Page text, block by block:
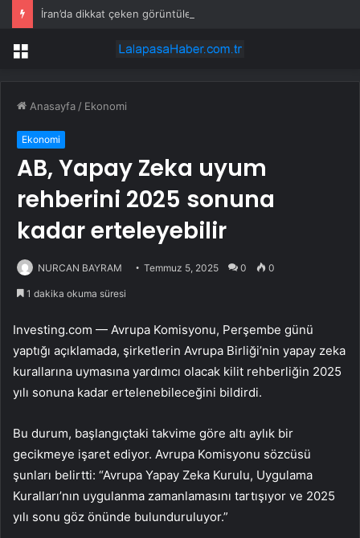
Menü
Anasayfa / Ekonomi
Ekonomi
AB, Yapay Zeka uyum
rehberini 2025 sonuna
kadar erteleyebilir
NURCAN BAYRAM Temmuz 5, 2025 0 0
1 dakika okuma süresi
Investing.com — Avrupa Komisyonu, Perşembe günü
yaptığı açıklamada, şirketlerin Avrupa Birliği’nin yapay zeka
kurallarına uymasına yardımcı olacak kilit rehberliğin 2025
yılı sonuna kadar ertelenebileceğini bildirdi.
Bu durum, başlangıçtaki takvime göre altı aylık bir
gecikmeye işaret ediyor. Avrupa Komisyonu sözcüsü
şunları belirtti: “Avrupa Yapay Zeka Kurulu, Uygulama
Kuralları’nın uygulanma zamanlamasını tartışıyor ve 2025
yılı sonu göz önünde bulunduruluyor.”